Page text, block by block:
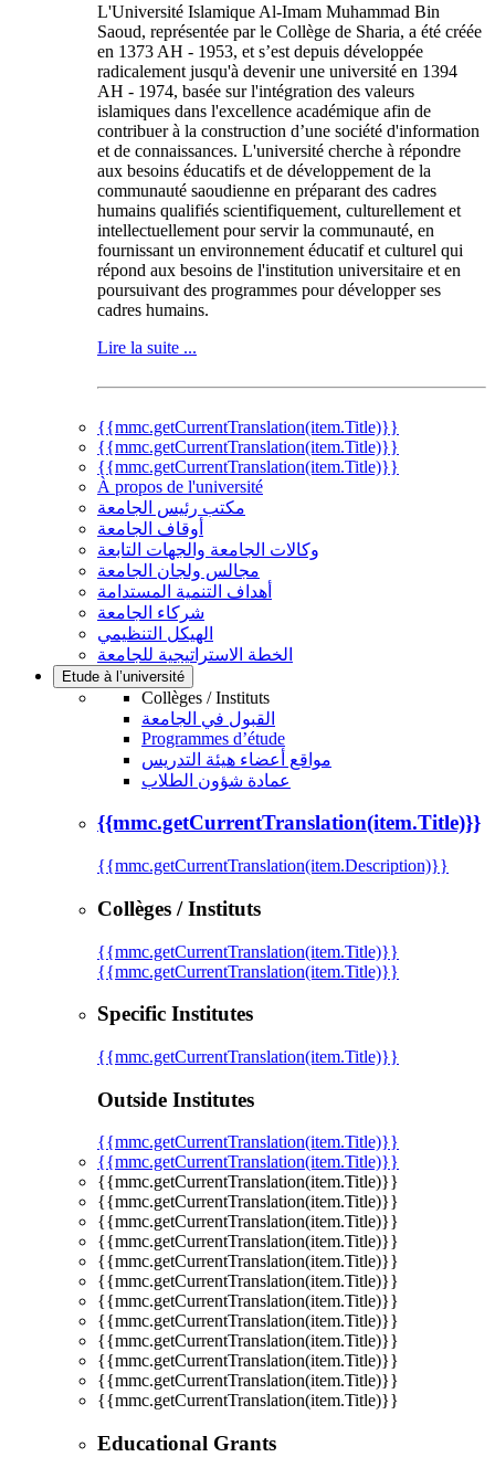
L'Université Islamique Al-Imam Muhammad Bin
Saoud, représentée par le Collège de Sharia, a été créée
en 1373 AH - 1953, et s’est depuis développée
radicalement jusqu'à devenir une université en 1394
AH - 1974, basée sur l'intégration des valeurs
islamiques dans l'excellence académique afin de
contribuer à la construction d’une société d'information
et de connaissances. L'université cherche à répondre
aux besoins éducatifs et de développement de la
communauté saoudienne en préparant des cadres
humains qualifiés scientifiquement, culturellement et
intellectuellement pour servir la communauté, en
fournissant un environnement éducatif et culturel qui
répond aux besoins de l'institution universitaire et en
poursuivant des programmes pour développer ses
cadres humains.
Lire la suite ...
{{mmc.getCurrentTranslation(item.Title)}}
{{mmc.getCurrentTranslation(item.Title)}}
{{mmc.getCurrentTranslation(item.Title)}}
À propos de l'université
مكتب رئيس الجامعة
أوقاف الجامعة
وكالات الجامعة والجهات التابعة
مجالس ولجان الجامعة
أهداف التنمية المستدامة
شركاء الجامعة
الهيكل التنظيمي
الخطة الاستراتيجية للجامعة
Etude à l’université
Collèges / Instituts
القبول في الجامعة
Programmes d’étude
مواقع أعضاء هيئة التدريس
عمادة شؤون الطلاب
{{mmc.getCurrentTranslation(item.Title)}}
{{mmc.getCurrentTranslation(item.Description)}}
Collèges / Instituts
{{mmc.getCurrentTranslation(item.Title)}}
{{mmc.getCurrentTranslation(item.Title)}}
Specific Institutes
{{mmc.getCurrentTranslation(item.Title)}}
Outside Institutes
{{mmc.getCurrentTranslation(item.Title)}}
{{mmc.getCurrentTranslation(item.Title)}}
{{mmc.getCurrentTranslation(item.Title)}}
{{mmc.getCurrentTranslation(item.Title)}}
{{mmc.getCurrentTranslation(item.Title)}}
{{mmc.getCurrentTranslation(item.Title)}}
{{mmc.getCurrentTranslation(item.Title)}}
{{mmc.getCurrentTranslation(item.Title)}}
{{mmc.getCurrentTranslation(item.Title)}}
{{mmc.getCurrentTranslation(item.Title)}}
{{mmc.getCurrentTranslation(item.Title)}}
{{mmc.getCurrentTranslation(item.Title)}}
{{mmc.getCurrentTranslation(item.Title)}}
{{mmc.getCurrentTranslation(item.Title)}}
Educational Grants